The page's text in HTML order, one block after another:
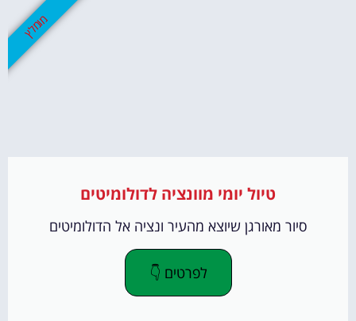
טיול יומי מוונציה לדולומיטים
סיור מאורגן שיוצא מהעיר ונציה אל הדולומיטים
לפרטים 👇
מומלץ